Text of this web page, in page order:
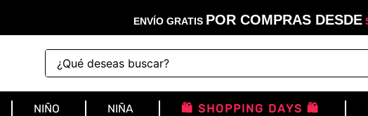
ENVÍO GRATIS POR COMPRAS DESDE
¿Qué deseas buscar?
NIÑO NIÑA 🛍️ SHOPPING DAYS 🛍️